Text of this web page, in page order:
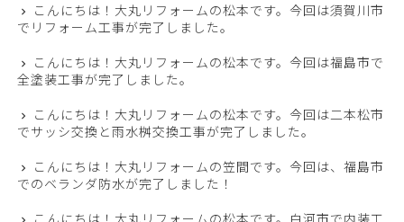
こんにちは！大丸リフォームの松本です。今回は須賀川市
でリフォーム工事が完了しました。
こんにちは！大丸リフォームの松本です。今回は福島市で
全塗装工事が完了しました。
こんにちは！大丸リフォームの松本です。今回は二本松市
でサッシ交換と雨水桝交換工事が完了しました。
こんにちは！大丸リフォームの笠間です。今回は、福島市
でのベランダ防水が完了しました！